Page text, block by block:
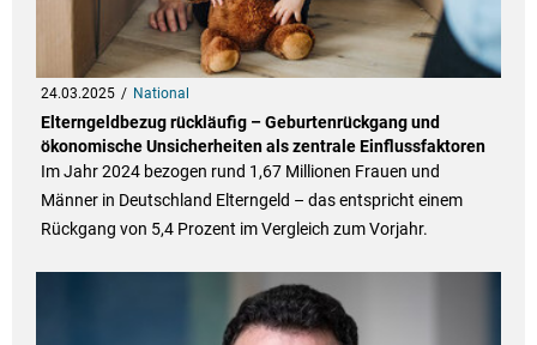
24.03.2025 National
Elterngeldbezug rückläufig – Geburtenrückgang und
ökonomische Unsicherheiten als zentrale Einflussfaktoren
Im Jahr 2024 bezogen rund 1,67 Millionen Frauen und
Männer in Deutschland Elterngeld – das entspricht einem
Rückgang von 5,4 Prozent im Vergleich zum Vorjahr.